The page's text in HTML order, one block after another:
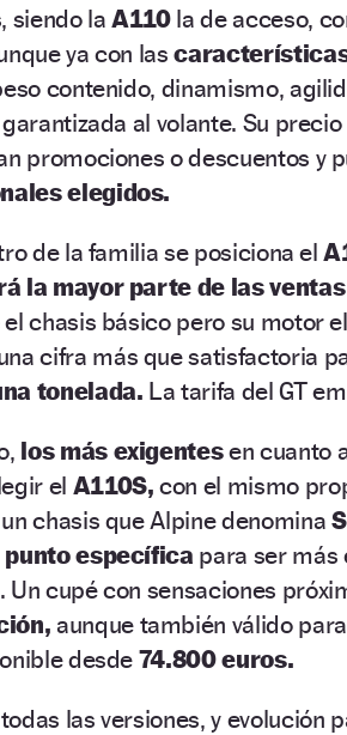
siendo laA110la de acceso,
ya con las
contenido, dinamismo,
al volante. Su
promociones o descuentos y
elegidos.
de la familia se posiciona el
la mayor parte de las ventas
chasis básico pero su motor
cifra más que satisfactoria
tonelada. La tarifa del GT
los más exigentesen cuanto
el A110S, con el mismo
chasis que Alpine denomina
punto específica para ser más
Un cupé con sensaciones
aunque también válido
desde 74.800 euros.
las versiones, y evolución